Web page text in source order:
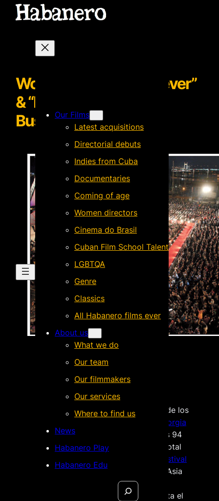
Our Films
Latest acquisitions
Directorial debuts
Indies from Cuba
Documentaries
Coming of age
Women directors
Cinema do Brasil
Cuban Film School Talent
LGBTQA
Genre
Classics
All Habanero films ever
About us
What we do
Our team
Our filmmakers
Our services
Where to find us
News
Habanero Play
Habanero Edu
World Premiere de “Clever”
& “El Acompañante” in
Busan
English
Português
El acompañante“, de realizador
cubanoPavel Giroud y “
” de los
Federico Borgia
y Guillermo Madeiro
son 2 de los 94
estrenos internacionales, de un total
Festival
de Busán, el más importante de Asia
que comienza hoy en la ciudad
portuaria de Corea y que va hasta el